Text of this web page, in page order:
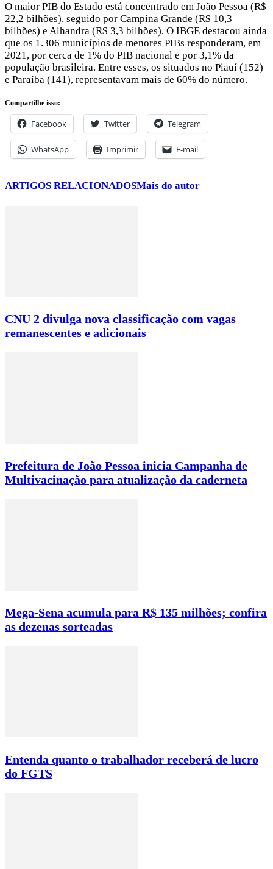
O maior PIB do Estado está concentrado em João Pessoa (R$
22,2 bilhões), seguido por Campina Grande (R$ 10,3
bilhões) e Alhandra (R$ 3,3 bilhões). O IBGE destacou ainda
que os 1.306 municípios de menores PIBs responderam, em
2021, por cerca de 1% do PIB nacional e por 3,1% da
população brasileira. Entre esses, os situados no Piauí (152)
e Paraíba (141), representavam mais de 60% do número.
Compartilhe isso:
Facebook Twitter Telegram
WhatsApp Imprimir E-mail
ARTIGOS RELACIONADOSMais do autor
CNU 2 divulga nova classificação com vagas
remanescentes e adicionais
Prefeitura de João Pessoa inicia Campanha de
Multivacinação para atualização da caderneta
Mega-Sena acumula para R$ 135 milhões; confira
as dezenas sorteadas
Entenda quanto o trabalhador receberá de lucro
do FGTS